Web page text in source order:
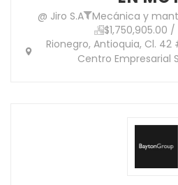
@ Jiro S.A Mecánica y
$1,750,905.00
Rionegro, Antioquia, Cl. 42
Centro Empresarial